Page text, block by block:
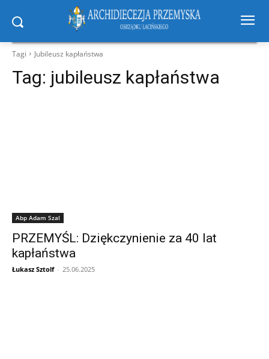
Tagi Jubileusz kapłaństwa
Tag: jubileusz kapłaństwa
Abp Adam Szal
PRZEMYŚL: Dziękczynienie za 40 lat
kapłaństwa
Łukasz Sztolf - 25.06.2025